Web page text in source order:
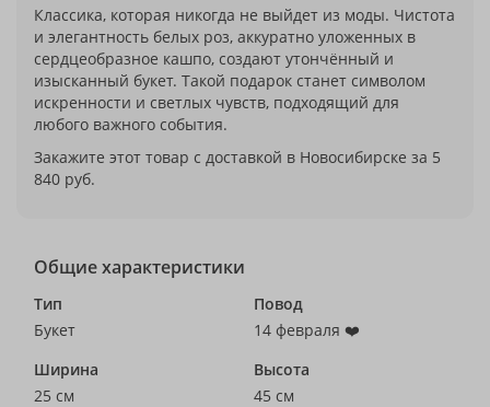
Классика, которая никогда не выйдет из моды. Чистота
и элегантность белых роз, аккуратно уложенных в
сердцеобразное кашпо, создают утончённый и
изысканный букет. Такой подарок станет символом
искренности и светлых чувств, подходящий для
любого важного события.
Закажите этот товар с доставкой в Новосибирске за 5
840 руб.
Общие характеристики
Тип
Букет
Повод
14 февраля ❤️
Ширина
25 см
Высота
45 см